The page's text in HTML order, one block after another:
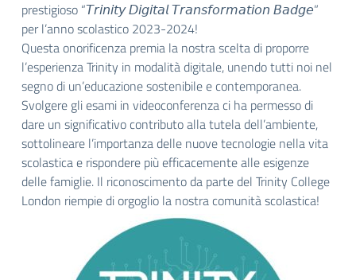
prestigioso “𝘛𝘳𝘪𝘯𝘪𝘵𝘺 𝘋𝘪𝘨𝘪𝘵𝘢𝘭 𝘛𝘳𝘢𝘯𝘴𝘧𝘰𝘳𝘮𝘢𝘵𝘪𝘰𝘯 𝘉𝘢𝘥𝘨𝘦”
per l’anno scolastico 2023-2024!
Questa onorificenza premia la nostra scelta di proporre
l’esperienza Trinity in modalità digitale, unendo tutti noi nel
segno di un’educazione sostenibile e contemporanea.
Svolgere gli esami in videoconferenza ci ha permesso di
dare un significativo contributo alla tutela dell’ambiente,
sottolineare l’importanza delle nuove tecnologie nella vita
scolastica e rispondere più efficacemente alle esigenze
delle famiglie. Il riconoscimento da parte del Trinity College
London riempie di orgoglio la nostra comunità scolastica!